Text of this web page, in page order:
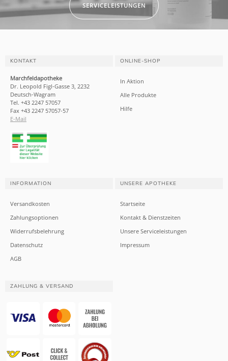
SERVICELEISTUNGEN
KONTAKT
Marchfeldapotheke
Dr. Leopold Figl-Gasse 3, 2232
Deutsch-Wagram
Tel. +43 2247 57057
Fax +43 2247 57057-57
E-Mail
ONLINE-SHOP
In Aktion
Alle Produkte
Hilfe
INFORMATION
Versandkosten
Zahlungsoptionen
Widerrufsbelehrung
Datenschutz
AGB
UNSERE APOTHEKE
Startseite
Kontakt & Dienstzeiten
Unsere Serviceleistungen
Impressum
ZAHLUNG & VERSAND